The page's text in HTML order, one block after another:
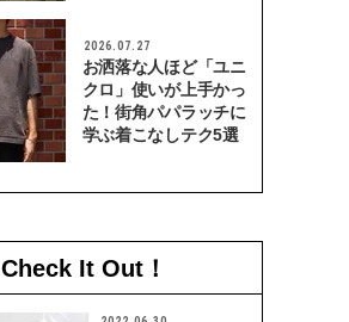
2026.07.27
お洒落な人ほど「ユニ
クロ」使いが上手かっ
た！街角パパラッチに
学ぶ着こなしテク5選
Check It Out！